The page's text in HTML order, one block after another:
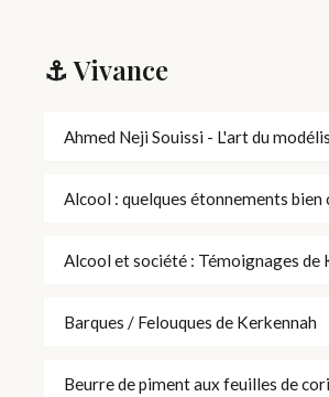
⚓ Vivance
Ahmed Neji Souissi - L'art du
Alcool : quelques étonnements bien
Alcool et société : Témoignages de
Barques / Felouques de Kerkennah
Beurre de piment aux feuilles de